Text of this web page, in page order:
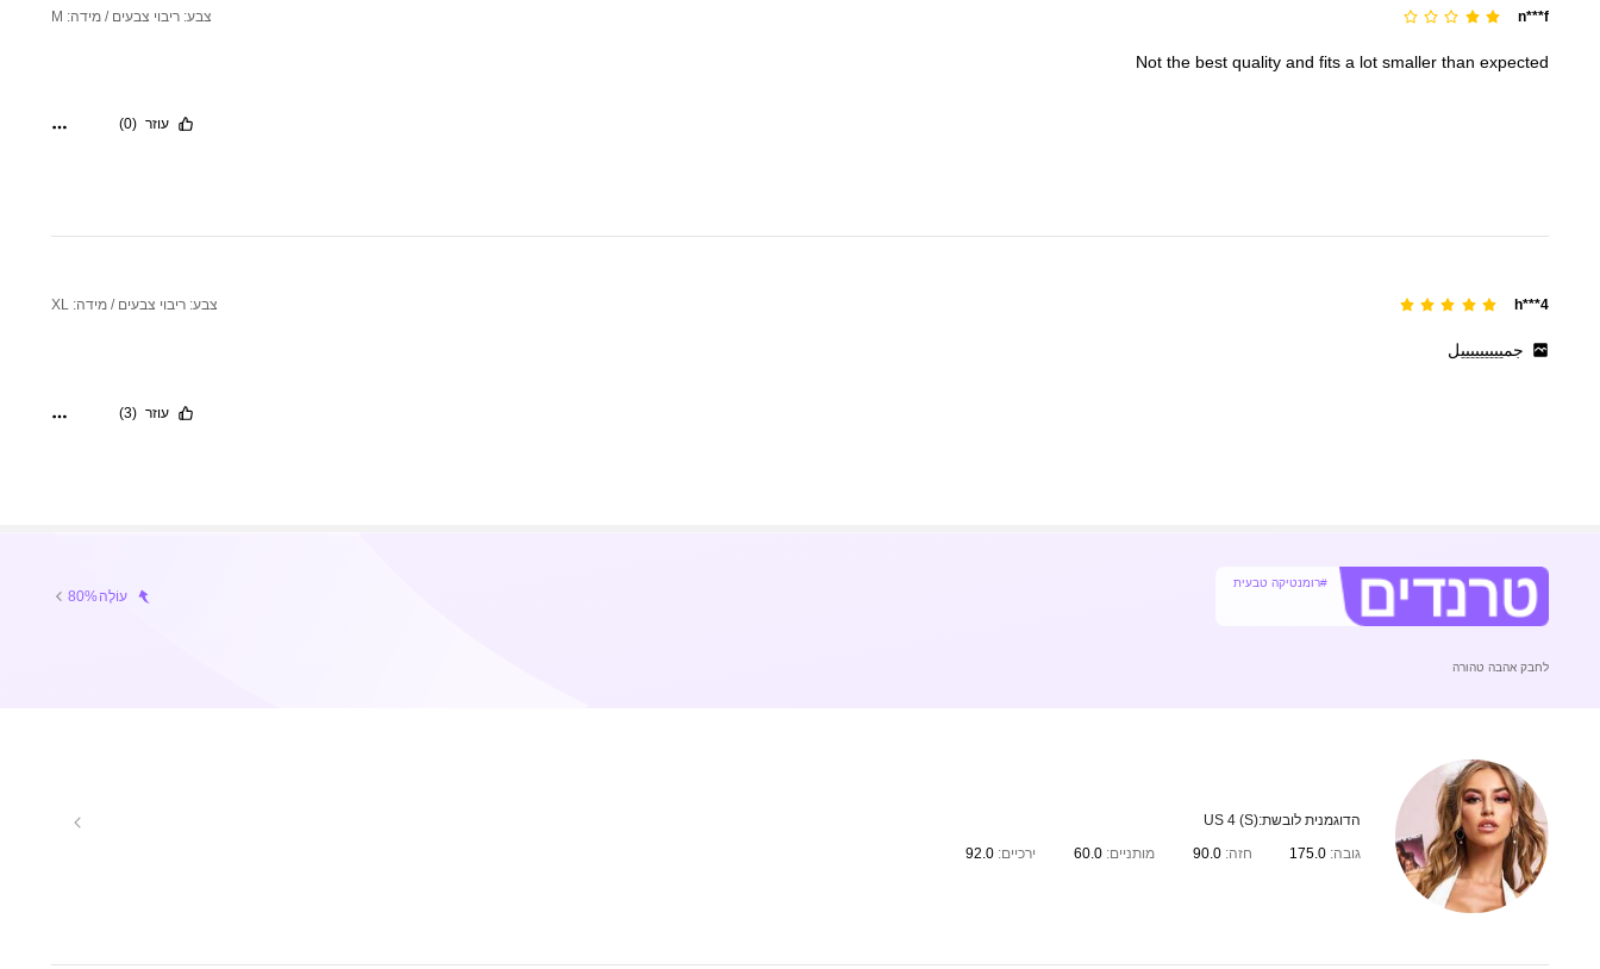
n***f צבע: ריבוי צבעים / מידה: M
Not the best quality and fits a lot smaller than expected
עוזר (0)
h***4 צבע: ריבוי צבעים / מידה: XL
جميييييييييل
עוזר (3)
#רומנטיקה טבעית
עוֹלֶה80%
לחבק אהבה טהורה
הדוגמנית לובשת:US 4 (S)
גובה: 175.0 חזה:90.0 מותניים: 60.0 ירכיים: 92.0